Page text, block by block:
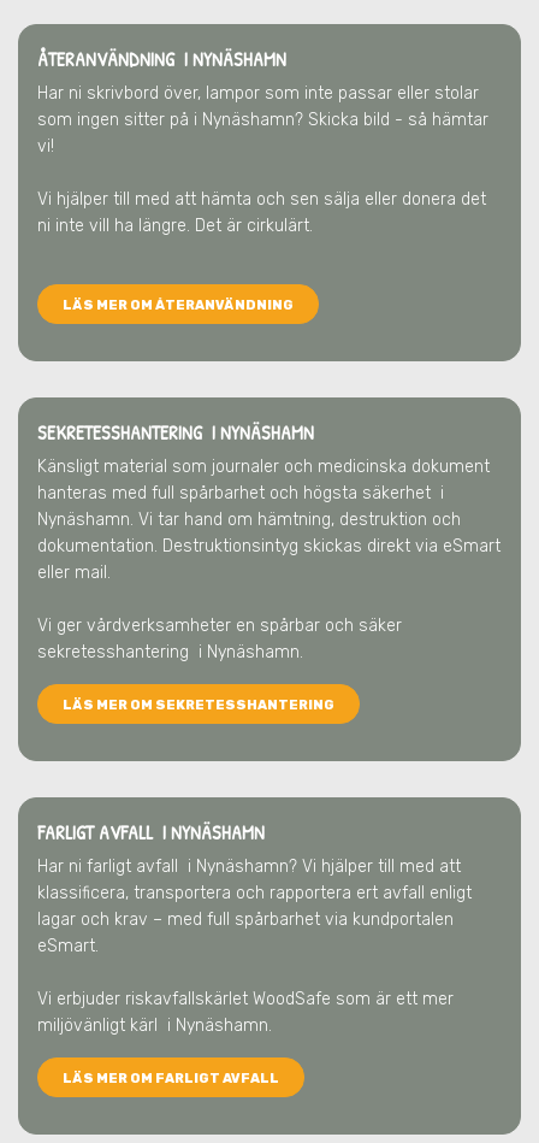
ÅTERANVÄNDNING I NYNÄSHAMN
Har ni skrivbord över, lampor som inte passar eller stolar
som ingen sitter på i Nynäshamn? Skicka bild - så hämtar
vi!
Vi hjälper till med att hämta och sen sälja eller donera det
ni inte vill ha längre. Det är cirkulärt.
LÄS MER OM ÅTERANVÄNDNING
SEKRETESSHANTERING I NYNÄSHAMN
Känsligt material som journaler och medicinska dokument
hanteras med full spårbarhet och högsta säkerhet i
Nynäshamn. Vi tar hand om hämtning, destruktion och
dokumentation. Destruktionsintyg skickas direkt via eSmart
eller mail.
Vi ger vårdverksamheter en spårbar och säker
sekretesshantering i Nynäshamn.
LÄS MER OM SEKRETESSHANTERING
FARLIGT AVFALL I NYNÄSHAMN
Har ni farligt avfall i Nynäshamn? Vi hjälper till med att
klassificera, transportera och rapportera ert avfall enligt
lagar och krav – med full spårbarhet via kundportalen
eSmart.
Vi erbjuder riskavfallskärlet WoodSafe som är ett mer
miljövänligt kärl
i Nynäshamn.
LÄS MER OM FARLIGT AVFALL